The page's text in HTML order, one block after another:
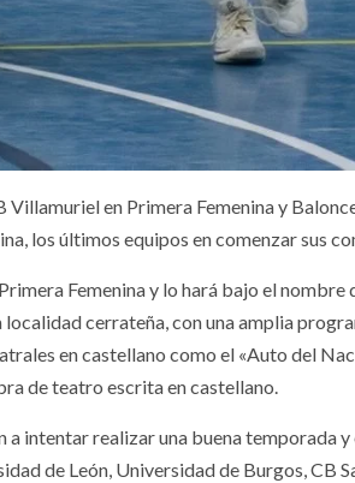
en Primera Femenina y
los últimos equipos en comenzar sus
Femenina y lo hará bajo el nombre
localidad cerrateña, con una amplia
en castellano como el «Auto del
de teatro escrita en castellano.
intentar realizar una buena temporada
de León, Universidad de Burgos, CB